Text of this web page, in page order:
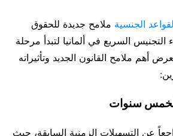
لقواعد الجنسية ملامح جديدة للحقوق
التجنيس السريع في ألمانيا لتبدأ مرحلة
أهم ملامح القانون الجديد وتأثيراته
الخمس سنوات
عن التسهيلات الزمنية السابقة، حيث